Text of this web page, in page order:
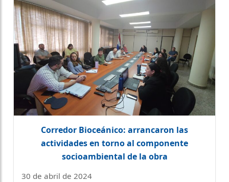
Corredor Bioceánico: arrancaron las
actividades en torno al componente
socioambiental de la obra
30 de abril de 2024